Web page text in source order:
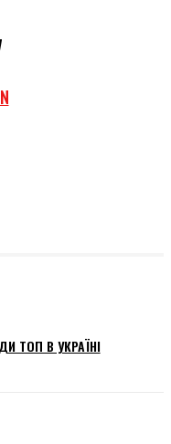
ТОП В УКРАЇНІ